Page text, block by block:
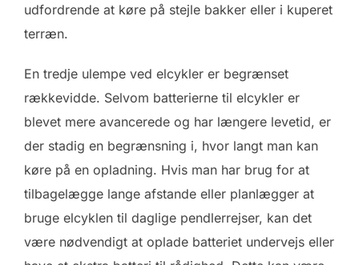
udfordrende at køre på stejle bakker eller i kuperet
terræn.
En tredje ulempe ved elcykler er begrænset
rækkevidde. Selvom batterierne til elcykler er
blevet mere avancerede og har længere levetid, er
der stadig en begrænsning i, hvor langt man kan
køre på en opladning. Hvis man har brug for at
tilbagelægge lange afstande eller planlægger at
bruge elcyklen til daglige pendlerrejser, kan det
være nødvendigt at oplade batteriet undervejs eller